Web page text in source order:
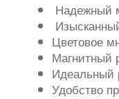
Надежный
Цветовое
Магнитный
Идеальный
Удобство